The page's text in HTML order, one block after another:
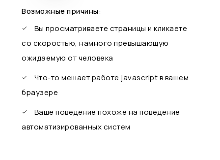
Возможные причины:
Вы просматриваете страницы и кликаете
со скоростью, намного превышающую
ожидаемую от человека
Что-то мешает работе javascript в вашем
браузере
Ваше поведение похоже на поведение
автоматизированных систем